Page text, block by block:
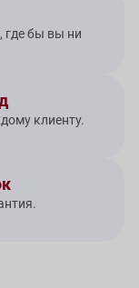
где бы вы ни
клиенту.